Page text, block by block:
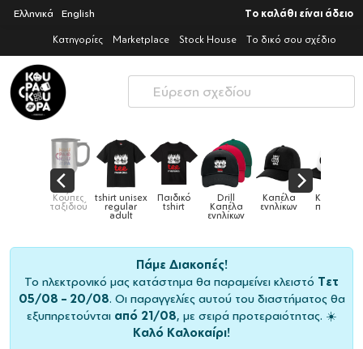
Ελληνικά English Το καλάθι είναι άδειο
Κατηγορίες Marketplace Stock House Το δικό σου σχέδιο
Παιδικό
tshirt
Drill
Καπέλα
ενηλίκων
Καπέλα
ενηλίκων
Καπέλα
παιδικά Κούπες Κούπες
ειδικές
Πάμε Διακοπές!
Το ηλεκτρονικό μας κατάστημα θα παραμείνει κλειστό Τετ
05/08 – 20/08. Οι παραγγελίες αυτού του διαστήματος θα
εξυπηρετούνται από 21/08, με σειρά προτεραιότητας. ☀️
Καλό Καλοκαίρι!